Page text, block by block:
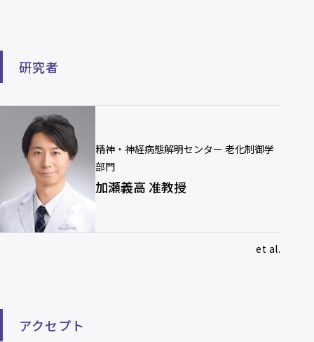
研究者
精神・神経病態解明センター 老化制御学
部門
加瀬義高 准教授
et al.
アクセプト